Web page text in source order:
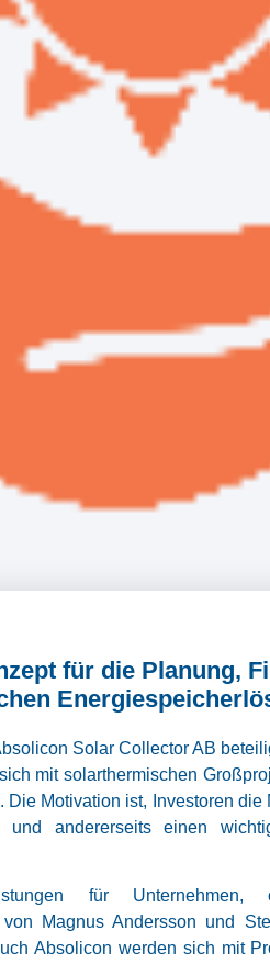
für die Planung,
Solar Collector AB
mit solarthermischen
Motivation ist, Investoren
und andererseits einen
für Unternehmen,
Magnus Andersson und
Absolicon werden sich mit